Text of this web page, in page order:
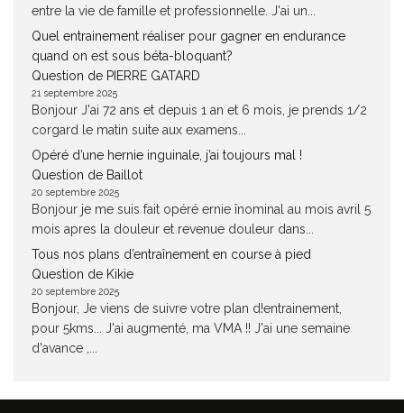
entre la vie de famille et professionnelle. J'ai un...
Quel entrainement réaliser pour gagner en endurance
quand on est sous béta-bloquant?
Question de PIERRE GATARD
21 septembre 2025
Bonjour J'ai 72 ans et depuis 1 an et 6 mois, je prends 1/2
corgard le matin suite aux examens...
Opéré d’une hernie inguinale, j’ai toujours mal !
Question de Baillot
20 septembre 2025
Bonjour je me suis fait opéré ernie înominal au mois avril 5
mois apres la douleur et revenue douleur dans...
Tous nos plans d’entraînement en course à pied
Question de Kikie
20 septembre 2025
Bonjour, Je viens de suivre votre plan d!entrainement,
pour 5kms... J'ai augmenté, ma VMA !! J'ai une semaine
d'avance ,...